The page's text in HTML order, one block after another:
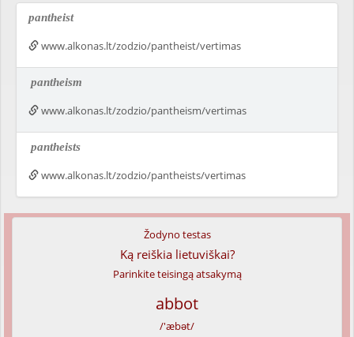
pantheist
www.alkonas.lt/zodzio/pantheist/vertimas
pantheism
www.alkonas.lt/zodzio/pantheism/vertimas
pantheists
www.alkonas.lt/zodzio/pantheists/vertimas
Žodyno testas
Ką reiškia lietuviškai?
Parinkite teisingą atsakymą
abbot
/'æbət/